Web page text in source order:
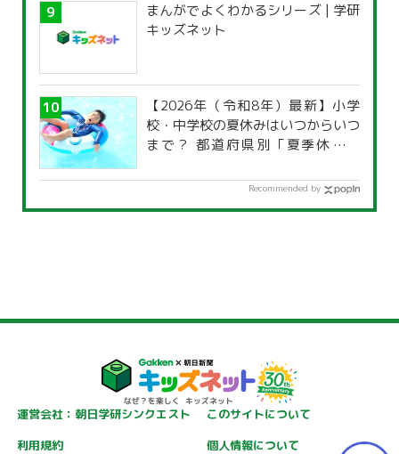
まんがでよくわかるシリーズ | 学研
キッズネット
【2026年（令和8年）最新】小学
校・中学校の夏休みはいつからいつ
まで？ 都道府県別「夏季休暇一
Recommended by
運営会社：朝日学研シンクエスト
このサイトについて
利用規約
個人情報について